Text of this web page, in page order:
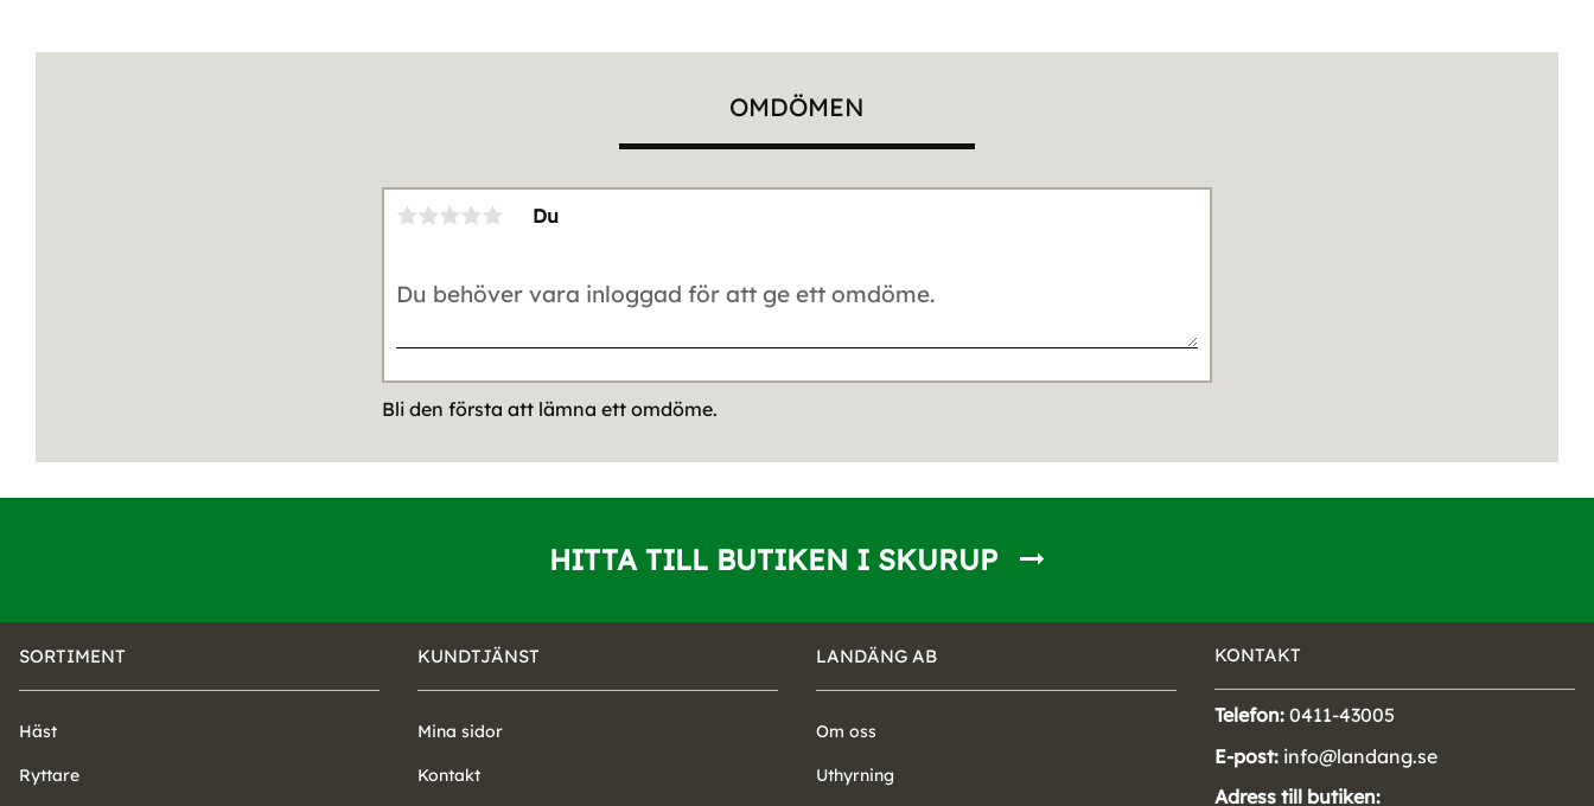
OMDÖMEN
Du
Bli den första att lämna ett omdöme.
HITTA TILL BUTIKEN I SKURUP
SORTIMENT
Häst
Ryttare
KUNDTJÄNST
Mina sidor
Kontakt
LANDÄNG AB
Om oss
Uthyrning
KONTAKT
Telefon: 0411-43005
E-post: info@landang.se
Adress till butiken: